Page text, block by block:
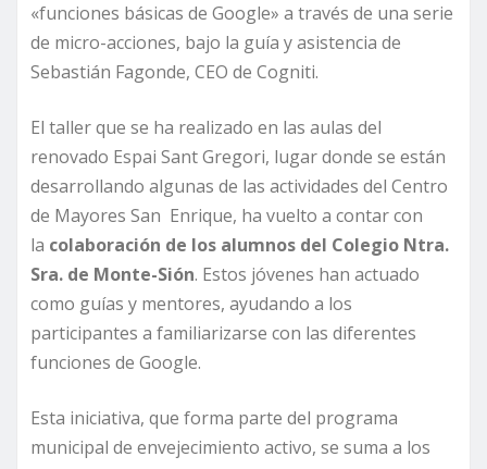
«funciones básicas de Google» a través de una serie
de micro-acciones, bajo la guía y asistencia de
Sebastián Fagonde, CEO de Cogniti.
El taller que se ha realizado en las aulas del
renovado Espai Sant Gregori, lugar donde se están
desarrollando algunas de las actividades del Centro
de Mayores San Enrique, ha vuelto a contar con
la colaboración de los alumnos del Colegio Ntra.
Sra. de Monte-Sión. Estos jóvenes han actuado
como guías y mentores, ayudando a los
participantes a familiarizarse con las diferentes
funciones de Google.
Esta iniciativa, que forma parte del programa
municipal de envejecimiento activo, se suma a los